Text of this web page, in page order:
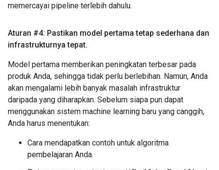
memercayai pipeline terlebih dahulu.
Aturan #4: Pastikan model pertama tetap sederhana dan
infrastrukturnya tepat.
Model pertama memberikan peningkatan terbesar pada
produk Anda, sehingga tidak perlu berlebihan. Namun, Anda
akan mengalami lebih banyak masalah infrastruktur
daripada yang diharapkan. Sebelum siapa pun dapat
menggunakan sistem machine learning baru yang canggih,
Anda harus menentukan:
Cara mendapatkan contoh untuk algoritma
pembelajaran Anda.